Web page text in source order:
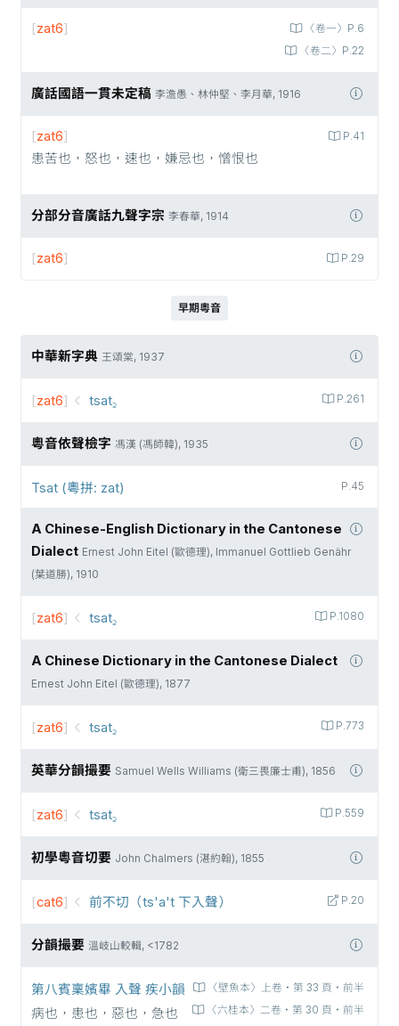
〈卷一〉P.6
〈卷二〉P.22
[zat6]
廣話國語一貫未定稿 李澹愚、林仲堅、李月華, 1916
P.41
[zat6]
患苦也，怒也，速也，嫌忌也，憎恨也
分部分音廣話九聲字宗 李春華, 1914
P.29
[zat6]
早期粵音
中華新字典 王頌棠, 1937
P.261
[zat6] tsat꜇
粵音依聲檢字 馮漢 (馮師韓), 1935
P.45
Tsat (粵拼: zat)
A Chinese-English Dictionary in the Cantonese
Dialect Ernest John Eitel (歐德理), Immanuel Gottlieb Genähr
(葉道勝), 1910
P.1080
[zat6] tsat꜇
A Chinese Dictionary in the Cantonese Dialect
Ernest John Eitel (歐德理), 1877
P.773
[zat6] tsat꜇
英華分韻撮要 Samuel Wells Williams (衛三畏廉士甫), 1856
P.559
[zat6] tsat꜇
初學粵音切要 John Chalmers (湛約翰), 1855
P.20
[cat6] 前不切（ts'a't 下入聲）
分韻撮要 溫岐山較輯, <1782
〈壁魚本〉上卷‧第 33 頁‧前半
〈六桂本〉二卷‧第 30 頁‧前半
第八賓稟嬪畢 入聲 疾小韻
病也，患也，惡也，急也